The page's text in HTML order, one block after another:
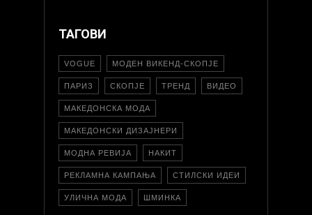
ТАГОВИ
VOGUE МОДЕН ВИКЕНД-СКОПЈЕ
ПАРИЗ СКОПЈЕ ТРЕНД ВИДЕО
МАКЕДОНСКА МОДА
МАКЕДОНСКИ ДИЗАЈНЕРИ
МОДНА РЕВИЈА НАКИТ
РЕКЛАМНА КАМПАЊА СТИЛСКИ ИДЕИ
УЛИЧНА МОДА ШМИНКА